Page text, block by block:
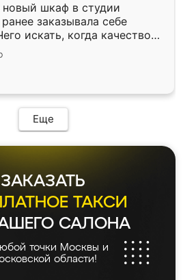
новый шкаф в студии
заказывала себе
искать, когда качеством
Служит кухня уже почти
нет.
Еще
ЗАКАЗАТЬ
ТАКСИ
САЛОНА
точки Москвы и
области!